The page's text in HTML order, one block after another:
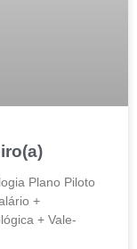
Plano Piloto
+
+ Vale-